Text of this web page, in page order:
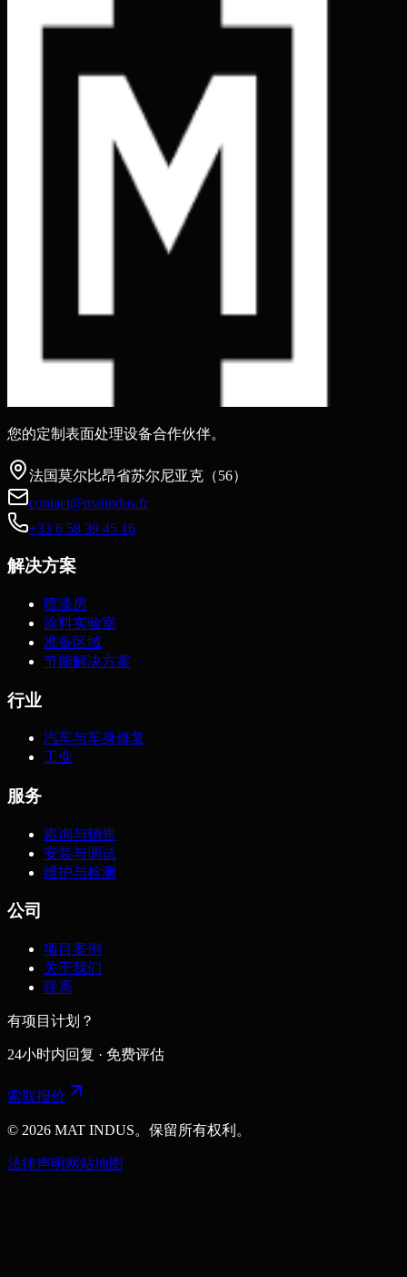
您的定制表面处理设备合作伙伴。
法国莫尔比昂省苏尔尼亚克（56）
contact@matindus.fr
+33 6 58 39 45 16
解决方案
喷漆房
涂料实验室
准备区域
节能解决方案
行业
汽车与车身修复
工业
服务
咨询与销售
安装与调试
维护与检测
公司
项目案例
关于我们
联系
有项目计划？
24小时内回复 · 免费评估
索取报价
© 2026 MAT INDUS。保留所有权利。
法律声明 网站地图